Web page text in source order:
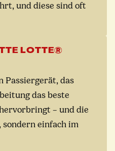
und diese sind oft
LOTTE®
Passiergerät, das
das beste
– und die
einfach im